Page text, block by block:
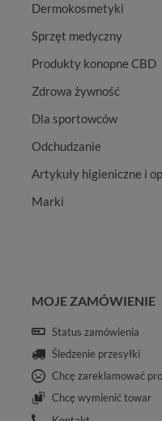
Dermokosmetyki
Sprzęt medyczny
Produkty konopne CBD
Zdrowa żywność
Dla sportowców
Odchudzanie
Artykuły higieniczne i
Marki
MOJE ZAMÓWIENIE
Status zamówienia
Śledzenie przesyłki
Chcę zareklamować
Chcę wymienić towar